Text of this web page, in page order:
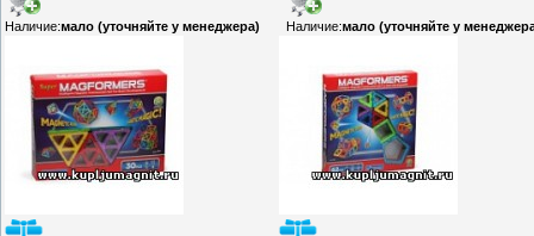
Наличие:мало (уточняйте у менеджера) Наличие:мало (уточняйте у